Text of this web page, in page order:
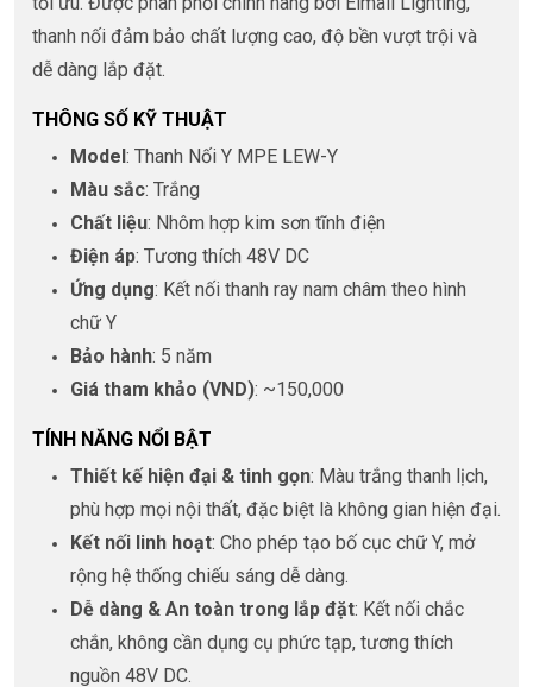
thanh nối đảm bảo chất lượng cao, độ bền vượt trội và
dễ dàng lắp đặt.
THÔNG SỐ KỸ THUẬT
Model : Thanh Nối Y MPE LEW-Y
Màu sắc: Trắng
Chất liệu: Nhôm hợp kim sơn tĩnh điện
Điện áp: Tương thích 48V DC
Ứng dụng: Kết nối thanh ray nam châm theo hình
chữ Y
Bảo hành: 5 năm
Giá tham khảo (VND): ~150,000
TÍNH NĂNG NỔI BẬT
Thiết kế hiện đại & tinh gọn: Màu trắng thanh lịch,
phù hợp mọi nội thất, đặc biệt là không gian hiện đại.
Kết nối linh hoạt: Cho phép tạo bố cục chữ Y, mở
rộng hệ thống chiếu sáng dễ dàng.
Dễ dàng & An toàn trong lắp đặt: Kết nối chắc
chắn, không cần dụng cụ phức tạp, tương thích
nguồn 48V DC.